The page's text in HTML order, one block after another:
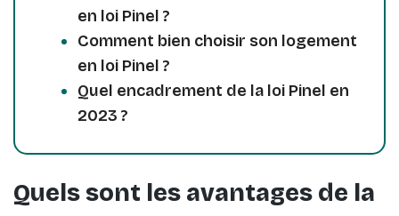
en loi Pinel ?
Comment bien choisir son logement
en loi Pinel ?
Quel encadrement de la loi Pinel en
2023 ?
Quels sont les avantages de la